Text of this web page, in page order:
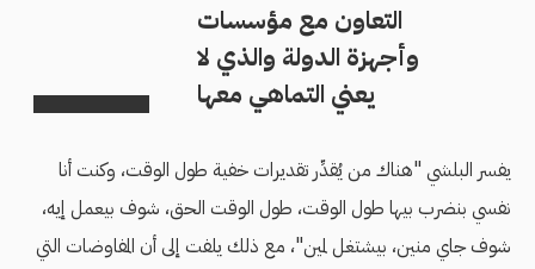
التعاون مع مؤسسات
وأجهزة الدولة والذي لا
يعني التماهي معها
يفسر البلشي "هناك من يُقدِّر تقديرات خفية طول الوقت، وكنت أنا
نفسي بنضرب بيها طول الوقت، طول الوقت الحق، شوف بيعمل إيه،
شوف جاي منين، بيشتغل لمين"، مع ذلك يلفت إلى أن المفاوضات التي